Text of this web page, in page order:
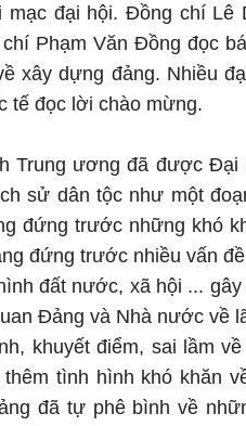
đại hội. Đồng chí Lê
Phạm Văn Đồng đọc
xây dựng đảng. Nhiều
tế đọc lời chào mừng.
Trung ương đã được
sử dân tộc như một
đứng trước những khó
đứng trước nhiều vấn
đất nước, xã hội ...
Đảng và Nhà nước về
khuyết điểm, sai lầm
tình hình khó khăn
đã tự phê bình về